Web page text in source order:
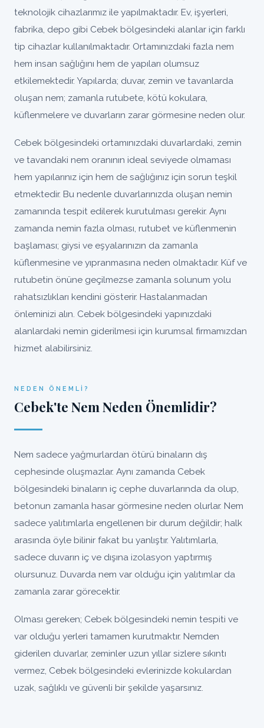
teknolojik cihazlarımız ile yapılmaktadır. Ev, işyerleri,
fabrika, depo gibi Cebek bölgesindeki alanlar için farklı
tip cihazlar kullanılmaktadır. Ortamınızdaki fazla nem
hem insan sağlığını hem de yapıları olumsuz
etkilemektedir. Yapılarda; duvar, zemin ve tavanlarda
oluşan nem; zamanla rutubete, kötü kokulara,
küflenmelere ve duvarların zarar görmesine neden olur.
Cebek bölgesindeki ortamınızdaki duvarlardaki, zemin
ve tavandaki nem oranının ideal seviyede olmaması
hem yapılarınız için hem de sağlığınız için sorun teşkil
etmektedir. Bu nedenle duvarlarınızda oluşan nemin
zamanında tespit edilerek kurutulması gerekir. Aynı
zamanda nemin fazla olması, rutubet ve küflenmenin
başlaması; giysi ve eşyalarınızın da zamanla
küflenmesine ve yıpranmasına neden olmaktadır. Küf ve
rutubetin önüne geçilmezse zamanla solunum yolu
rahatsızlıkları kendini gösterir. Hastalanmadan
önleminizi alın. Cebek bölgesindeki yapınızdaki
alanlardaki nemin giderilmesi için kurumsal firmamızdan
hizmet alabilirsiniz.
NEDEN ÖNEMLI?
Cebek'te Nem Neden Önemlidir?
Nem sadece yağmurlardan ötürü binaların dış
cephesinde oluşmazlar. Aynı zamanda Cebek
bölgesindeki binaların iç cephe duvarlarında da olup,
betonun zamanla hasar görmesine neden olurlar. Nem
sadece yalıtımlarla engellenen bir durum değildir; halk
arasında öyle bilinir fakat bu yanlıştır. Yalıtımlarla,
sadece duvarın iç ve dışına izolasyon yaptırmış
olursunuz. Duvarda nem var olduğu için yalıtımlar da
zamanla zarar görecektir.
Olması gereken; Cebek bölgesindeki nemin tespiti ve
var olduğu yerleri tamamen kurutmaktır. Nemden
giderilen duvarlar, zeminler uzun yıllar sizlere sıkıntı
vermez, Cebek bölgesindeki evlerinizde kokulardan
uzak, sağlıklı ve güvenli bir şekilde yaşarsınız.